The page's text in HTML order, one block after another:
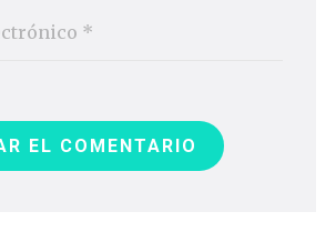
EL COMENTARIO